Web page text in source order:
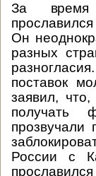
За время
Он
разных
поставок
заявил,
получать
России с